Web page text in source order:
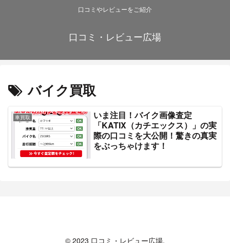
口コミやレビューをご紹介
口コミ・レビュー広場
バイク買取
車買取
いま注目！バイク画像査定
「KATIX（カチエックス）」の実
際の口コミを大公開！驚きの真実
をぶっちゃけます！
© 2023 口コミ・レビュー広場.